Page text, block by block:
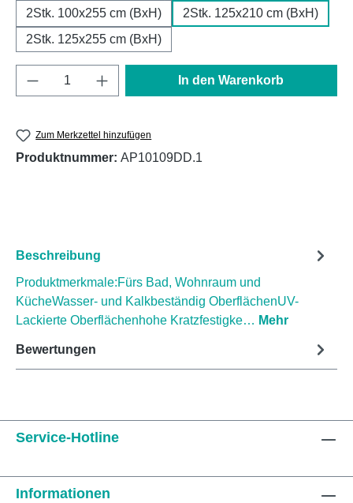
2Stk. 100x255 cm (BxH)
2Stk. 125x210 cm (BxH)
2Stk. 125x255 cm (BxH)
Produkt Anzahl: Gib den gewünschten
In den Warenkorb
Zum Merkzettel hinzufügen
Produktnummer: AP10109DD.1
Beschreibung
Produktmerkmale:Fürs Bad, Wohnraum und
KücheWasser- und Kalkbeständig OberflächenUV-
Lackierte Oberflächenhohe Kratzfestigke… Mehr
Bewertungen
Service-Hotline
Informationen